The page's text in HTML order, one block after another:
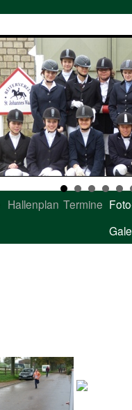
Hallenplan Termine